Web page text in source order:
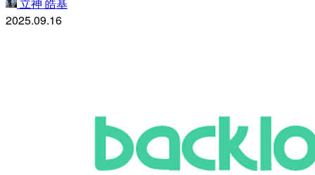
2025.09.16